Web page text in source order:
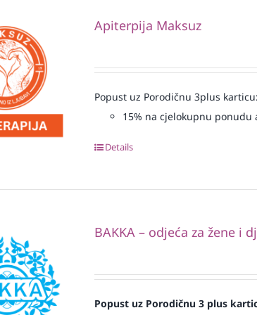
Apiterpija Maksuz
Popust uz Porodičnu 3plus karticu:
15% na cjelokupnu ponudu
Details
BAKKA – odjeća za žene i
Popust uz Porodičnu 3 plus